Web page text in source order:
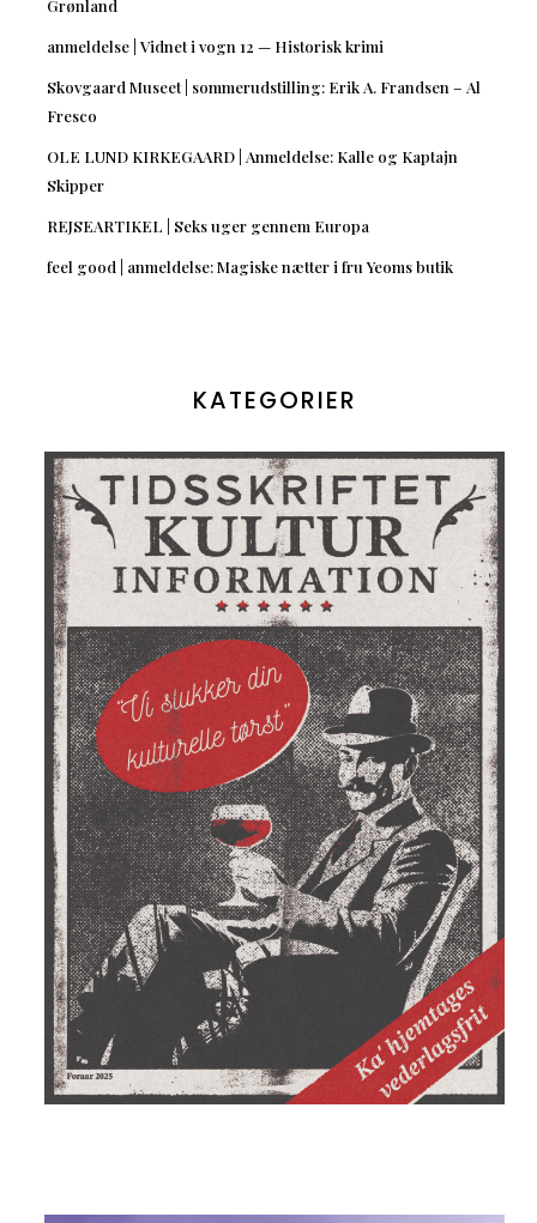
Grønland
anmeldelse | Vidnet i vogn 12 — Historisk krimi
Skovgaard Museet | sommerudstilling: Erik A. Frandsen – Al
Fresco
OLE LUND KIRKEGAARD | Anmeldelse: Kalle og Kaptajn
Skipper
REJSEARTIKEL | Seks uger gennem Europa
feel good | anmeldelse: Magiske nætter i fru Yeoms butik
KATEGORIER